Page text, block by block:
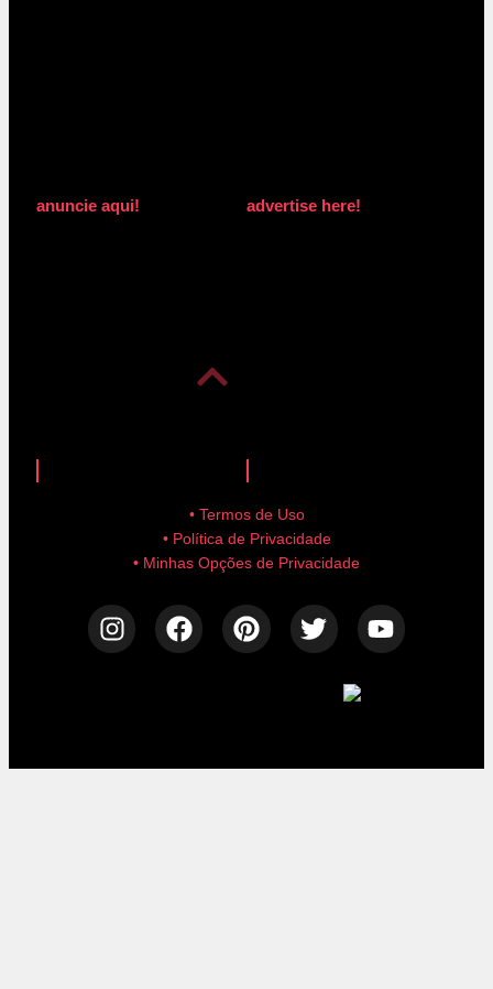
anuncie aqui! advertise here!
• Termos de Uso
• Política de Privacidade
• Minhas Opções de Privacidade